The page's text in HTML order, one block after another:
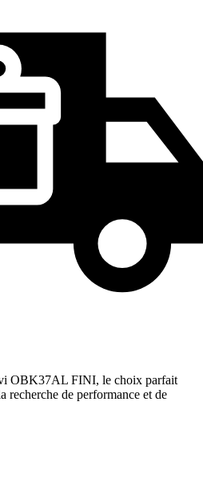
OBK37AL FINI, le choix parfait
recherche de performance et de